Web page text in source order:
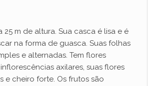
25 m de altura. Sua casca é lisa e é
na forma de guasca. Suas folhas
e alternadas. Tem flores
axilares, suas flores
e cheiro forte. Os frutos são